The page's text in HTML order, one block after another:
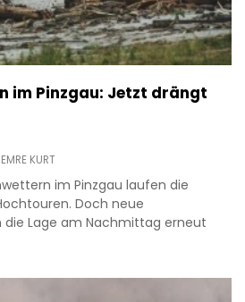
im Pinzgau: Jetzt drängt
KURT
im Pinzgau laufen die
Doch neue
die Lage am Nachmittag erneut